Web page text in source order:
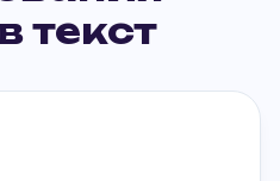
текст